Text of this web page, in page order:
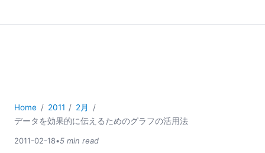
Home 2011
2月
データを効果的に伝えるためのグラフの活用法
2011-02-18•5 min read